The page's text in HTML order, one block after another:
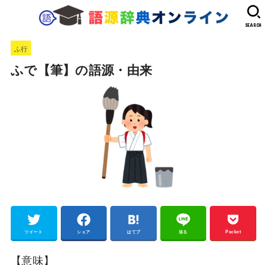
SEARCH
ふ行
ふで【筆】の語源・由来
ツイート シェア はてブ 送る Pocket
【意味】